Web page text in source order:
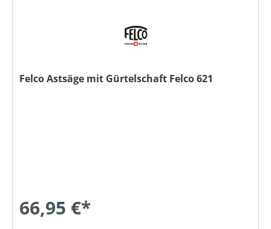
Felco Astsäge mit Gürtelschaft Felco 621
66,95 €*